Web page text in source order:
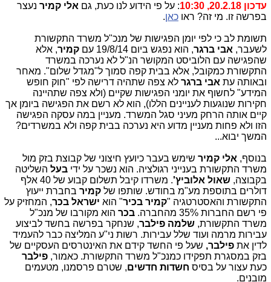
עדכון 20.2.18, 10:30 : על פי הידוע לנו כעת, גם אלי קמיר נעצר
בפרשה זו. מי זה? ראו כאן.
תשומת לב כי לפי יומן הפגישות של מנכ"ל משרד התקשורת
לשעבר, אבי ברגר, הוא נפגש ביום 19/8/14 עם קמיר, אלא
שהפגישה עם הלוביסט המקושר הנ"ל לא נערכה במשרד
התקשורת כמקובל, אלא בבית קפה סמוך ל"מגדל שלום". מאחר
ובאותה עת אבי ברגר לא צפה שתהיה דרישה לפי "חוק חופש
המידע" לחשוף את יומני הפגישות שקיים (ולא צפה שתהיינה
חקירות שנוגעות לעניינים הללו), הוא לא רשם את הפגישה ביומן אך
קיים אותה הרחק מעיני סגל המשרד. מעניין במה עסקה הפגישה
הזו ולא פחות מעניין מדוע היא נערכה בבית קפה ולא במשרדים?
המשך יבוא...
בנוסף, אלי קמיר שימש בעבר כיועץ חיצוני של קבוצת בזק מול
משרד התקשורת בענייני רגולציה. הוא נשכר על ידי בעל השליטה
בקבוצה, שאול אלוביץ'
. משרדו קיבל תשלום קבוע של 40 אלף
דולרים בתוספת מע"מ בחודש. שותפו של קמיר בחברת ייעוץ
התקשורת והאסטרטגיה "קמיר בכיר" הוא ישראל בכר, המחזיק על
פי רשם החברות 35% מהחברה.
בכר הוא מקורבו של מנכ"ל
משרד התקשורת, שלמה פילבר, שנחקר בפרשה בחשד לביצוע
עבירות מרמה ועוד שלל עבירות. רשות ני"ע המליצה כבר להעמיד
לדין את פילבר, שעל פי החשד קידם את האינטרסים העסקיים של
בזק במסגרת תפקידו כמנכ"ל משרד התקשורת. כאמור, פילבר
כעת עצור על בסיס חשדות חדשים, שטרם פרסמנו, מטעמים
מובנים.